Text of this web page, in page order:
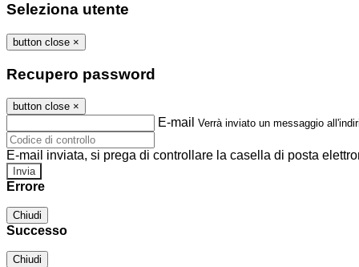
Seleziona utente
button close ×
Recupero password
button close ×
E-mail Verrà inviato un messaggio
E-mail inviata, si prega di controllare la casella di posta
Errore
Chiudi
Successo
Chiudi